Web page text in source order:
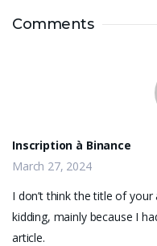
Comments
Inscription à Binance
March 27, 2024
I don’t think the title of
kidding, mainly because I
article.